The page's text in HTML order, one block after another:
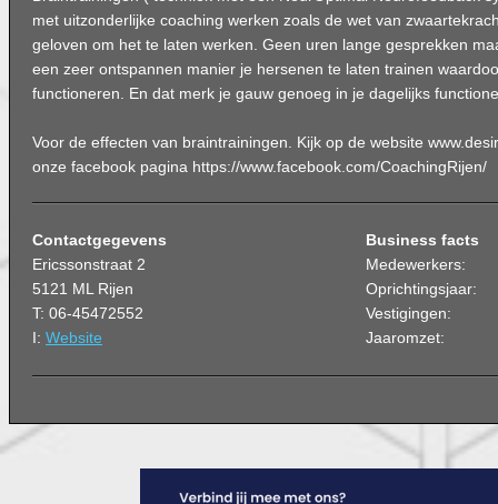
met uitzonderlijke coaching werken zoals de wet van
geloven om het te laten werken. Geen uren lange gesprekken
een zeer ontspannen manier je hersenen te laten trainen
functioneren. En dat merk je gauw genoeg in je dagelijks
Voor de effecten van braintrainingen. Kijk op de website
onze facebook pagina https://www.facebook.com/CoachingRijen/
Contactgegevens
Ericssonstraat 2
5121 ML Rijen
T: 06-45472552
I: Website
Business facts
Medewerkers:
Oprichtingsjaar:
Vestigingen:
Jaaromzet: